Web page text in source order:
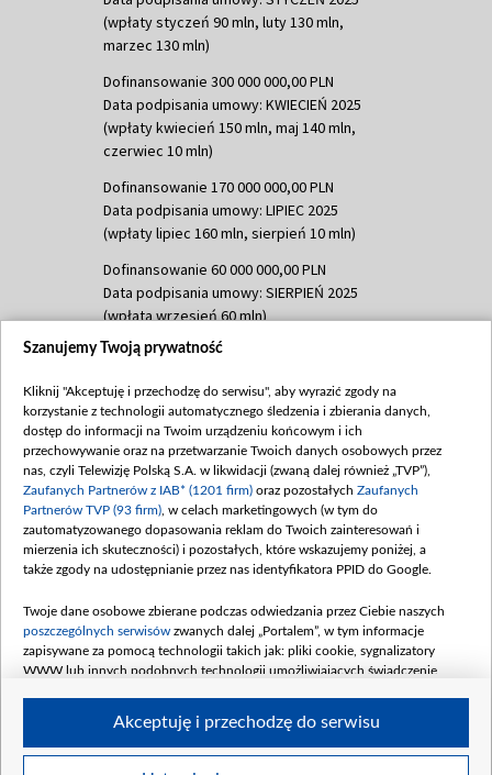
(wpłaty styczeń 90 mln, luty 130 mln,
marzec 130 mln)
Dofinansowanie 300 000 000,00 PLN
Data podpisania umowy: KWIECIEŃ 2025
(wpłaty kwiecień 150 mln, maj 140 mln,
czerwiec 10 mln)
Dofinansowanie 170 000 000,00 PLN
Data podpisania umowy: LIPIEC 2025
(wpłaty lipiec 160 mln, sierpień 10 mln)
Dofinansowanie 60 000 000,00 PLN
Data podpisania umowy: SIERPIEŃ 2025
(wpłata wrzesień 60 mln)
Dofinansowanie 635 783 051,21 PLN
(wpłata wrzesień 100 mln, październik 350
mln, listopad 265 mln)
Dofinansowanie 48 862 000,00 PLN
Data podpisania umowy: GRUDZIEŃ 2025
(wpłata grudzień 60,548 mln)
Dofinansowanie 900 000 000,00 PLN
Data podpisania umowy: LUTY 2026 (wpłata
kwiecień 180 mln, 7 maja 180 mln, 8
czerwca 90 mln)
Dofinansowanie 250 000 000,00 PLN
4 sierpnia 250 mln
Szanujemy Twoją prywatność
Kliknij "Akceptuję i przechodzę do serwisu", aby wyrazić zgody na
korzystanie z technologii automatycznego śledzenia i zbierania danych,
dostęp do informacji na Twoim urządzeniu końcowym i ich
przechowywanie oraz na przetwarzanie Twoich danych osobowych przez
nas, czyli Telewizję Polską S.A. w likwidacji (zwaną dalej również „TVP”),
Zaufanych Partnerów z IAB* (1201 firm) oraz pozostałych Zaufanych
Partnerów TVP (93 firm) , w celach marketingowych (w tym do
zautomatyzowanego dopasowania reklam do Twoich zainteresowań i
mierzenia ich skuteczności) i pozostałych, które wskazujemy poniżej, a
także zgody na udostępnianie przez nas identyfikatora PPID do Google.
Twoje dane osobowe zbierane podczas odwiedzania przez Ciebie naszych
poszczególnych serwisów zwanych dalej „Portalem”, w tym informacje
zapisywane za pomocą technologii takich jak: pliki cookie, sygnalizatory
WWW lub innych podobnych technologii umożliwiających świadczenie
Twoje dane osobowe zbierane podczas odwiedzania przez Ciebie
Akceptuję i przechodzę do serwisu